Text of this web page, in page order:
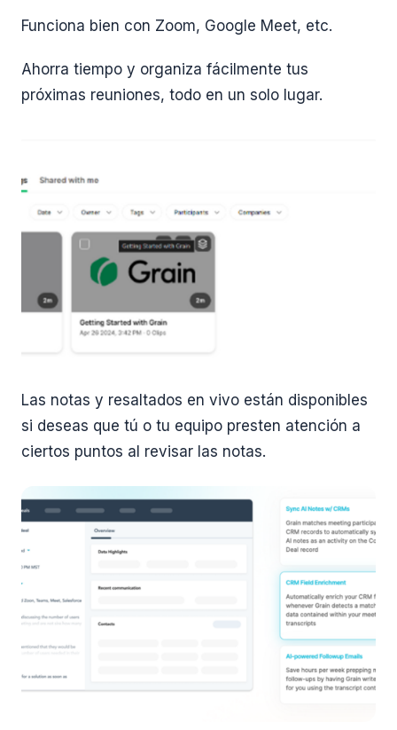
Funciona bien con Zoom, Google Meet, etc.
Ahorra tiempo y organiza fácilmente tus
próximas reuniones, todo en un solo lugar.
Las notas y resaltados en vivo están disponibles
si deseas que tú o tu equipo presten atención a
ciertos puntos al revisar las notas.